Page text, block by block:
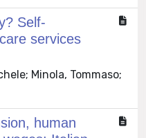
Self-
services
Minola, Tommaso;
human